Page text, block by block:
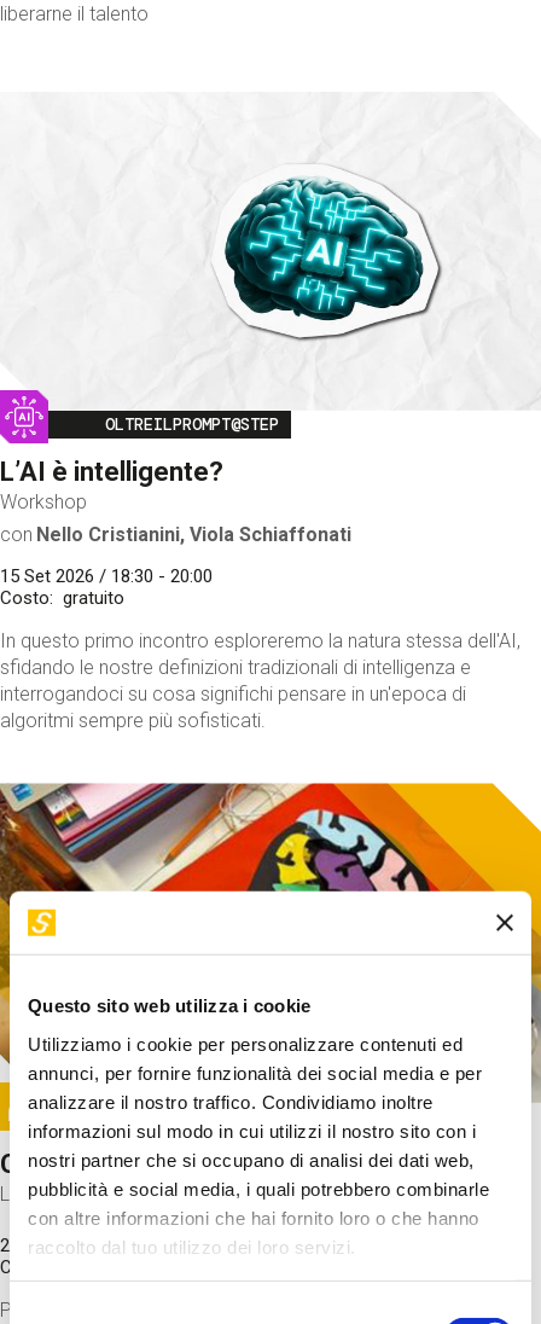
Questo sito web utilizza i cookie
Utilizziamo i cookie per personalizzare contenuti ed
annunci, per fornire funzionalità dei social media e per
analizzare il nostro traffico. Condividiamo inoltre
informazioni sul modo in cui utilizzi il nostro sito con i
nostri partner che si occupano di analisi dei dati web,
pubblicità e social media, i quali potrebbero combinarle
con altre informazioni che hai fornito loro o che hanno
raccolto dal tuo utilizzo dei loro servizi.
Selezione
liberarne il talento
Image
OLTREILPROMPT@STEP
L’AI è intelligente?
Workshop
con Nello Cristianini, Viola Schiaffonati
15 Set 2026 / 18:30 - 20:00
Costo
gratuito
In questo primo incontro esploreremo la natura stessa dell'AI,
sfidando le nostre definizioni tradizionali di intelligenza e
interrogandoci su cosa significhi pensare in un'epoca di
algoritmi sempre più sofisticati.
Image
SUNDAY@STEP
Come funziona il cervello?
Laboratorio
20 Set 2026 / 11:15 - 13:00
Costo
Proveremo a costruire un cervello in cartoncino cercando di